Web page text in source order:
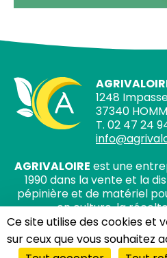
1248
37340
T. 02 47 24
AGRIVALOIRE est une
1990 dans la vente et la
pépinière et de matériel
en culture, la
Ce site utilise des cookies et
sur ceux que vous souhaitez